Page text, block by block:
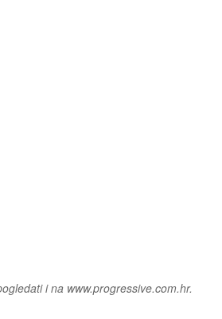
i na www.progressive.com.hr.